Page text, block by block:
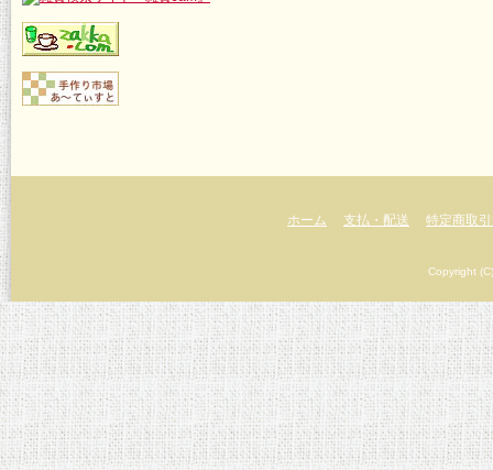
ホーム 支払・配送 特定商取
Copyright